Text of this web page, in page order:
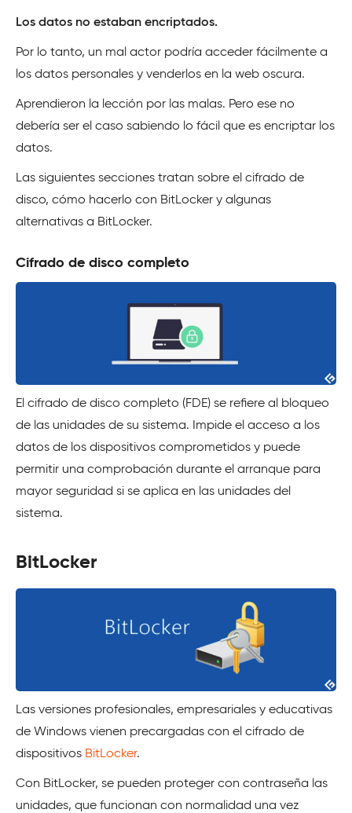
Los datos no estaban encriptados.
Por lo tanto, un mal actor podría acceder fácilmente a
los datos personales y venderlos en la web oscura.
Aprendieron la lección por las malas. Pero ese no
debería ser el caso sabiendo lo fácil que es encriptar los
datos.
Las siguientes secciones tratan sobre el cifrado de
disco, cómo hacerlo con BitLocker y algunas
alternativas a BitLocker.
Cifrado de disco completo
El cifrado de disco completo (FDE) se refiere al bloqueo
de las unidades de su sistema. Impide el acceso a los
datos de los dispositivos comprometidos y puede
permitir una comprobación durante el arranque para
mayor seguridad si se aplica en las unidades del
sistema.
BitLocker
Las versiones profesionales, empresariales y educativas
de Windows vienen precargadas con el cifrado de
dispositivos BitLocker.
Con BitLocker, se pueden proteger con contraseña las
unidades, que funcionan con normalidad una vez